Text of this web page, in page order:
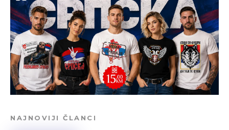
NAJNOVIJI ČLANCI